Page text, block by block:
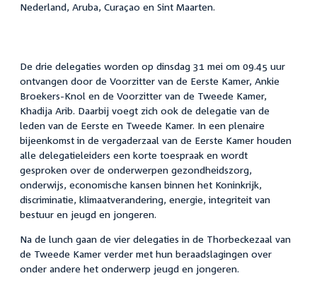
Nederland, Aruba, Curaçao en Sint Maarten.
De drie delegaties worden op dinsdag 31 mei om 09.45 uur
ontvangen door de Voorzitter van de Eerste Kamer, Ankie
Broekers-Knol en de Voorzitter van de Tweede Kamer,
Khadija Arib. Daarbij voegt zich ook de delegatie van de
leden van de Eerste en Tweede Kamer. In een plenaire
bijeenkomst in de vergaderzaal van de Eerste Kamer houden
alle delegatieleiders een korte toespraak en wordt
gesproken over de onderwerpen gezondheidszorg,
onderwijs, economische kansen binnen het Koninkrijk,
discriminatie, klimaatverandering, energie, integriteit van
bestuur en jeugd en jongeren.
Na de lunch gaan de vier delegaties in de Thorbeckezaal van
de Tweede Kamer verder met hun beraadslagingen over
onder andere het onderwerp jeugd en jongeren.